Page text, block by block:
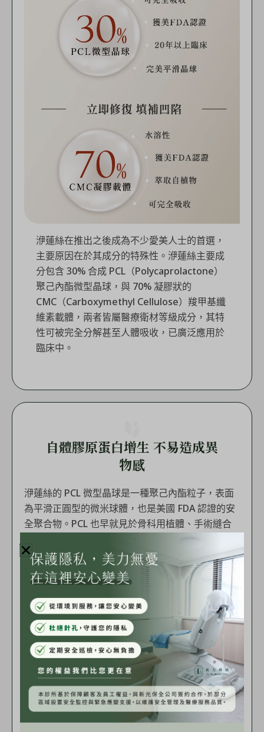
洢蓮絲在推出之後成為不少愛美人士的首選，
主要原因在於其成分的特殊性。洢蓮絲主要成
分包含 30% 合成 PCL（Polycaprolactone）
聚己內酯微型晶球，與 70% 凝膠狀的
CMC（Carboxymethyl Cellulose）羧甲基纖
維素載體，兩者皆屬醫療衛材等級成分，其特
性可被完全分解甚至人體吸收，已廣泛應用於
臨床中。
自體膠原蛋白增生 不易造成異
物感
洢蓮絲的 PCL 微型晶球是一種聚己內酯粒子，表面
為平滑正圓型的微米球體，也是美國 FDA 認證的安
全聚合物。PCL 也早就見於骨科用植體、手術縫合
聚合物，有助於合成膠原蛋白的特性，使肌膚恢復
彈性。
當注入洢蓮絲的 PCL 微型晶球至皮下肌膚後，會被
組織均勻包覆並刺激纖維細胞誘發膠原蛋白生成，
以溫和的方式達到與肌膚結締組織再造的作用，
會因過度刺激而產生不良結締組織也不易造成異物
完美平滑表面微型晶球